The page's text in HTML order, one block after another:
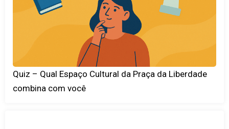
Quiz – Qual Espaço Cultural da Praça da Liberdade
combina com você